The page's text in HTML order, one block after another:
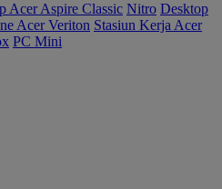
Acer Aspire Classic Nitro Desktop
Acer Veriton Stasiun Kerja Acer
PC Mini